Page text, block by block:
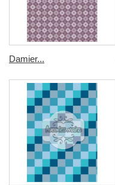
Damier...